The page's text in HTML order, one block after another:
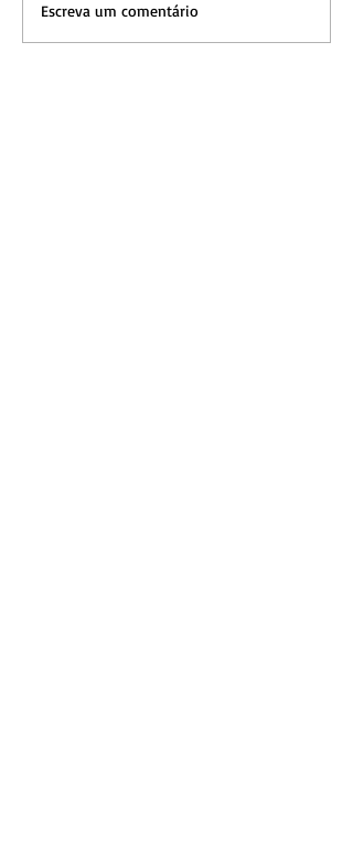
Escreva um comentário